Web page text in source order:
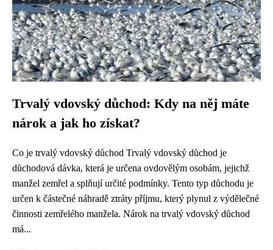
Trvalý vdovský důchod: Kdy na něj máte
nárok a jak ho získat?
Co je trvalý vdovský důchod Trvalý vdovský důchod je
důchodová dávka, která je určena ovdovělým osobám, jejichž
manžel zemřel a splňují určité podmínky. Tento typ důchodu je
určen k částečné náhradě ztráty příjmu, který plynul z výdělečné
činnosti zemřelého manžela. Nárok na trvalý vdovský důchod
má...